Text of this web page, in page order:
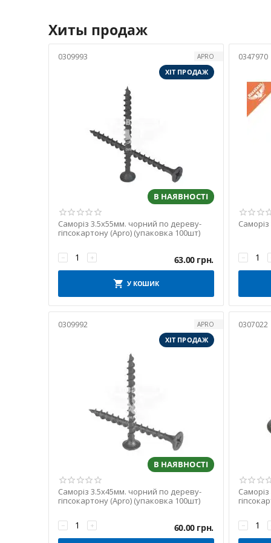
Хиты продаж
0309993
APRO
ХІТ ПРОДАЖ
В НАЯВНОСТІ
Саморіз 3.5х55мм. чорний по дереву-
гіпсокартону (Apro) (упаковка 100шт)
+
− 63.00 грн.
У КОШИК
0347970
−
0309992
APRO
ХІТ ПРОДАЖ
В НАЯВНОСТІ
Саморіз 3.5х45мм. чорний по дереву-
гіпсокартону (Apro) (упаковка 100шт)
+
− 60.00 грн.
0307022
−